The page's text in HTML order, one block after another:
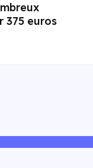
375 euros